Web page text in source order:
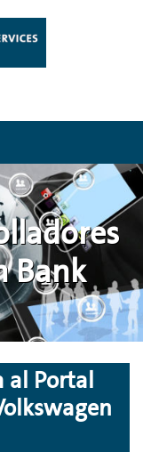
Bank
al Portal